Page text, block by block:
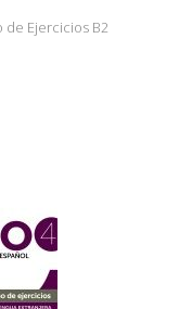
Ejercicios B2